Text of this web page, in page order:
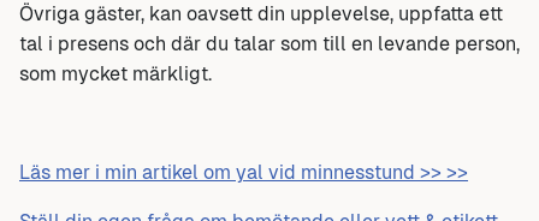
Övriga gäster, kan oavsett din upplevelse, uppfatta ett
tal i presens och där du talar som till en levande person,
som mycket märkligt.
Läs mer i min artikel om yal vid minnesstund >> >>